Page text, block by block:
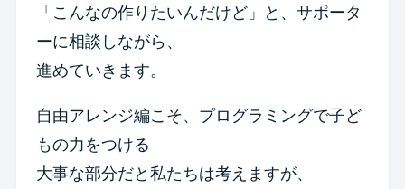
「こんなの作りたいんだけど」と、サポータ
ーに相談しながら、
進めていきます。
自由アレンジ編こそ、プログラミングで子ど
もの力をつける
大事な部分だと私たちは考えますが、